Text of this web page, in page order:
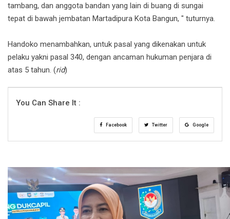
tambang, dan anggota bandan yang lain di buang di sungai
tepat di bawah jembatan Martadipura Kota Bangun, " tuturnya.
Handoko menambahkan, untuk pasal yang dikenakan untuk
pelaku yakni pasal 340, dengan ancaman hukuman penjara di
atas 5 tahun. (rid)
You Can Share It :
Facebook Twitter Google